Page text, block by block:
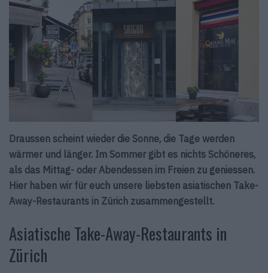
Draussen scheint wieder die Sonne, die Tage werden
wärmer und länger. Im Sommer gibt es nichts Schöneres,
als das Mittag- oder Abendessen im Freien zu geniessen.
Hier haben wir für euch unsere liebsten asiatischen Take-
Away-Restaurants in Zürich zusammengestellt.
Asiatische Take-Away-Restaurants in
Zürich